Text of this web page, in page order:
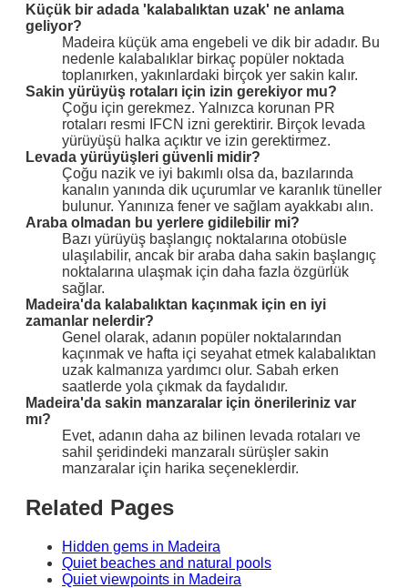
Küçük bir adada 'kalabalıktan uzak' ne anlama
geliyor?
Madeira küçük ama engebeli ve dik bir adadır. Bu
nedenle kalabalıklar birkaç popüler noktada
toplanırken, yakınlardaki birçok yer sakin kalır.
Sakin yürüyüş rotaları için izin gerekiyor mu?
Çoğu için gerekmez. Yalnızca korunan PR
rotaları resmi IFCN izni gerektirir. Birçok levada
yürüyüşü halka açıktır ve izin gerektirmez.
Levada yürüyüşleri güvenli midir?
Çoğu nazik ve iyi bakımlı olsa da, bazılarında
kanalın yanında dik uçurumlar ve karanlık tüneller
bulunur. Yanınıza fener ve sağlam ayakkabı alın.
Araba olmadan bu yerlere gidilebilir mi?
Bazı yürüyüş başlangıç noktalarına otobüsle
ulaşılabilir, ancak bir araba daha sakin başlangıç
noktalarına ulaşmak için daha fazla özgürlük
sağlar.
Madeira'da kalabalıktan kaçınmak için en iyi
zamanlar nelerdir?
Genel olarak, adanın popüler noktalarından
kaçınmak ve hafta içi seyahat etmek kalabalıktan
uzak kalmanıza yardımcı olur. Sabah erken
saatlerde yola çıkmak da faydalıdır.
Madeira'da sakin manzaralar için önerileriniz var
mı?
Evet, adanın daha az bilinen levada rotaları ve
sahil şeridindeki manzaralı sürüşler sakin
manzaralar için harika seçeneklerdir.
Related Pages
Hidden gems in Madeira
Quiet beaches and natural pools
Quiet viewpoints in Madeira